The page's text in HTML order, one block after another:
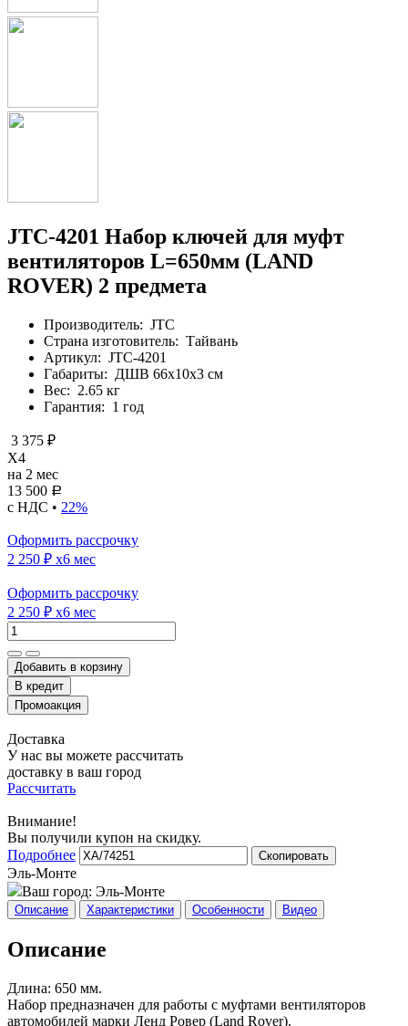
JTC-4201 Набор ключей для муфт
вентиляторов L=650мм (LAND
ROVER) 2 предмета
Производитель: JTC
Страна изготовитель: Тайвань
Артикул: JTC-4201
Габариты: ДШВ 66х10х3 см
Вес: 2.65 кг
Гарантия: 1 год
3 375 ₽
X4
на 2 мес
13 500 Р
с НДС • 22%
Оформить рассрочку
2 250 ₽ x6 мес
Оформить рассрочку
2 250 ₽ x6 мес
Добавить в корзину
Доставка
У нас вы можете рассчитать
доставку в ваш город
Рассчитать
Внимание!
Вы получили купон на скидку.
Подробнее
Скопировать
Эль-Монте
Ваш город: Эль-Монте
Описание Характеристики Особенности Видео
Описание
Длина: 650 мм.
Набор предназначен для работы с муфтами вентиляторов
автомобилей марки Ленд Ровер (Land Rover).